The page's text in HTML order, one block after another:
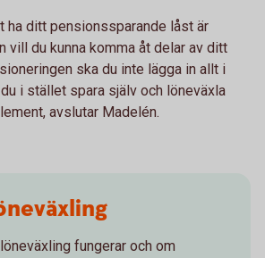
ha ditt pensionssparande låst är
vill du kunna komma åt delar av ditt
ska du inte lägga in allt i
i stället spara själv och löneväxla
avslutar Madelén.
fungerar och om